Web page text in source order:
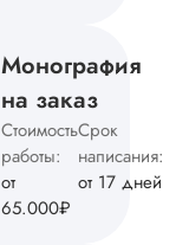
Монография
на заказ
Стоимость
работы:
от
65.000₽
Срок
написания:
от 17 дней
Вид работы:
Магистерские
диссертации
Дата:2024-09-09